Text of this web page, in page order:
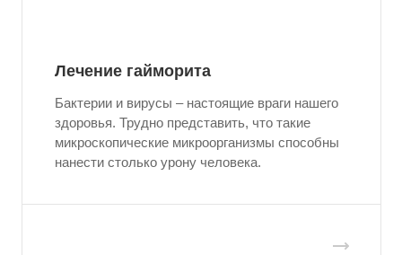
Лечение гайморита
Бактерии и вирусы – настоящие враги нашего
здоровья. Трудно представить, что такие
микроскопические микроорганизмы способны
нанести столько урону человека.